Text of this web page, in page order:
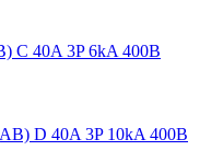
C 40A 3P 6kA 400В